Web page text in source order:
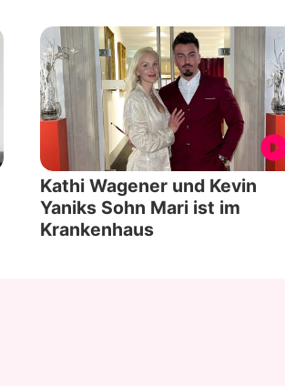
Kathi Wagener und Kevin
Yaniks Sohn Mari ist im
Krankenhaus